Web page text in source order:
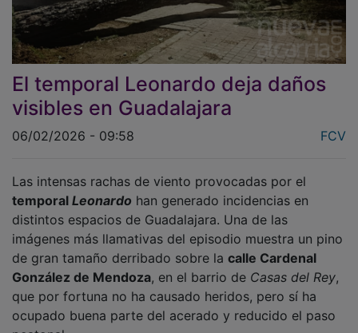
El temporal Leonardo deja daños
visibles en Guadalajara
temporalLeonardo han generado incidencias en
distintos espacios de Guadalajara. Una de las
imágenes más llamativas del episodio muestra un pino
de gran tamaño derribado sobre lacalle Cardenal
González de Mendoza, en el barrio deCasas del Rey
que por fortuna no ha causado heridos, pero sí ha
ocupado buena parte del acerado y reducido el paso
peatonal.